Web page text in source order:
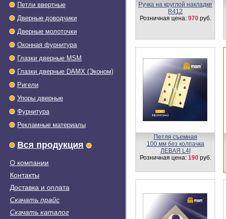
Петли ввертные
Дверные доводчики
Дверные молоточки
Оконная фурнитура
Глазки дверные МSМ
Глазки дверные DAMX (Эконом)
Ригели
Упоры дверные
Фурнитура
Рекламные материалы
Вся продукция
О компании
Контакты
Доставка и оплата
Скачать прайс
Скачать каталог
Ручка на круглой накладке
R412
Розничная цена: 970руб.
Петля съемная
100 мм без колпачка
ЛЕВАЯ L4I
Розничная цена: 190руб.